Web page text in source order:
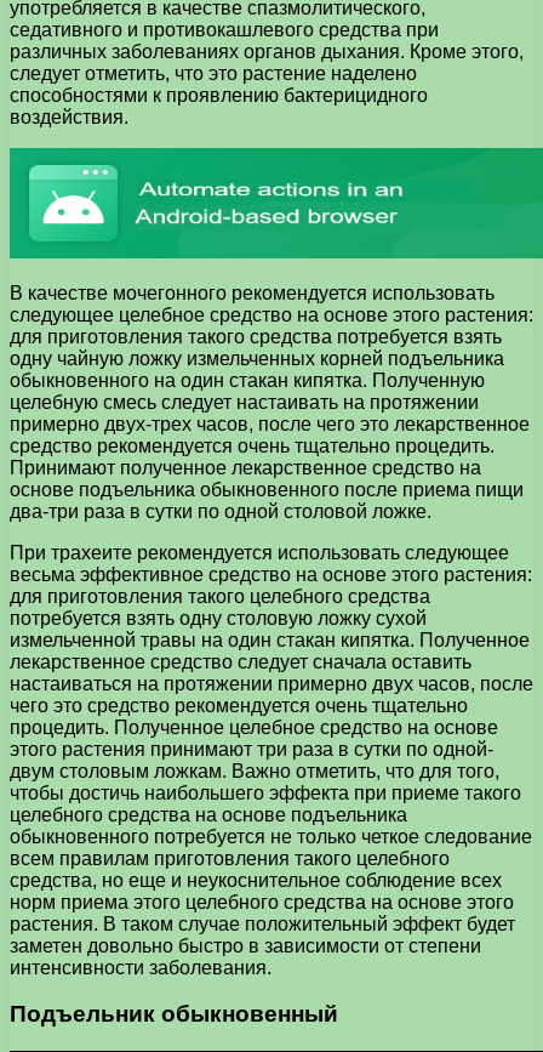
употребляется в качестве спазмолитического,
седативного и противокашлевого средства при
различных заболеваниях органов дыхания. Кроме этого,
следует отметить, что это растение наделено
способностями к проявлению бактерицидного
воздействия.
В качестве мочегонного рекомендуется использовать
следующее целебное средство на основе этого растения:
для приготовления такого средства потребуется взять
одну чайную ложку измельченных корней подъельника
обыкновенного на один стакан кипятка. Полученную
целебную смесь следует настаивать на протяжении
примерно двух-трех часов, после чего это лекарственное
средство рекомендуется очень тщательно процедить.
Принимают полученное лекарственное средство на
основе подъельника обыкновенного после приема пищи
два-три раза в сутки по одной столовой ложке.
При трахеите рекомендуется использовать следующее
весьма эффективное средство на основе этого растения:
для приготовления такого целебного средства
потребуется взять одну столовую ложку сухой
измельченной травы на один стакан кипятка. Полученное
лекарственное средство следует сначала оставить
настаиваться на протяжении примерно двух часов, после
чего это средство рекомендуется очень тщательно
процедить. Полученное целебное средство на основе
этого растения принимают три раза в сутки по одной-
двум столовым ложкам. Важно отметить, что для того,
чтобы достичь наибольшего эффекта при приеме такого
целебного средства на основе подъельника
обыкновенного потребуется не только четкое следование
всем правилам приготовления такого целебного
средства, но еще и неукоснительное соблюдение всех
норм приема этого целебного средства на основе этого
растения. В таком случае положительный эффект будет
заметен довольно быстро в зависимости от степени
интенсивности заболевания.
Подъельник обыкновенный